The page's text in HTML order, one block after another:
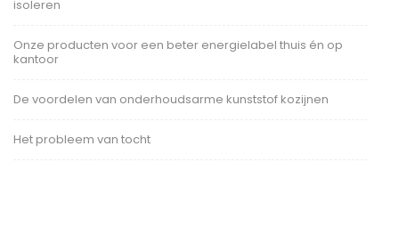
isoleren
Onze producten voor een beter energielabel thuis én op
kantoor
De voordelen van onderhoudsarme kunststof kozijnen
Het probleem van tocht